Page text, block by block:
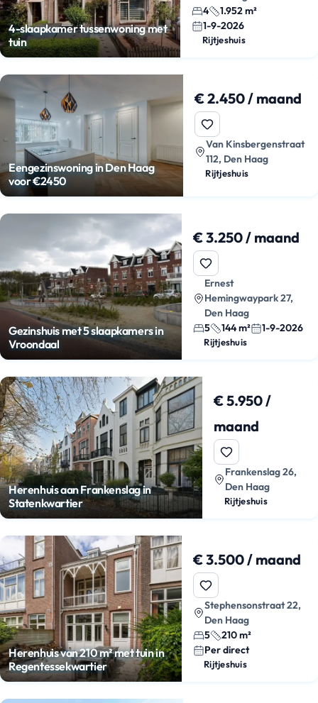
4-slaapkamer tussenwoning met
tuin
4
1.952 m²
1-9-2026
Rijtjeshuis
Eengezinswoning in Den Haag
voor €2450
€ 2.450 / maand
Van Kinsbergenstraat
112, Den Haag
Rijtjeshuis
Gezinshuis met 5 slaapkamers in
Vroondaal
€ 3.250 / maand
Ernest
Hemingwaypark 27,
Den Haag
5
144 m² 1-9-2026
Rijtjeshuis
Herenhuis aan Frankenslag in
Statenkwartier
€ 5.950 /
maand
Frankenslag 26,
Den Haag
Rijtjeshuis
Herenhuis van 210 m² met tuin in
Regentessekwartier
€ 3.500 / maand
Stephensonstraat 22,
Den Haag
5
210 m²
Per direct
Rijtjeshuis